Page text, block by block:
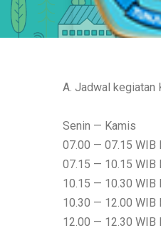
A. Jadwal kegiatan
Senin — Kamis
07.00 — 07.15 WIB
07.15 — 10.15 WIB
10.15 — 10.30 WIB
10.30 — 12.00 WIB
12.00 — 12.30 WIB